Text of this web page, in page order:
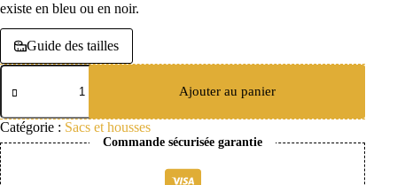
existe en bleu ou en noir.
Guide des tailles
quantité
Sac
de
transport
-
Fermeture
côté
Ajouter au panier
Catégorie : Sacs et housses
Commande sécurisée garantie